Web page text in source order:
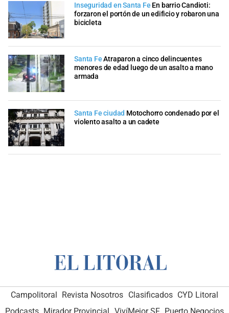
Inseguridad en Santa Fe En barrio Candioti:
forzaron el portón de un edificio y robaron una
bicicleta
Santa Fe Atraparon a cinco delincuentes
menores de edad luego de un asalto a mano
armada
Santa Fe ciudad Motochorro condenado por el
violento asalto a un cadete
Campolitoral Revista Nosotros Clasificados CYD Litoral
Podcasts Mirador Provincial VivíMejor SF Puerto Negocios